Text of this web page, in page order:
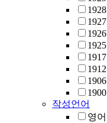
1928
1927
1926
1925
1917
1912
1906
1900
작성언어
영어